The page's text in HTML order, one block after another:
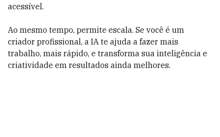
acessível.
Ao mesmo tempo, permite escala. Se você é um
criador profissional, a IA te ajuda a fazer mais
trabalho, mais rápido, e transforma sua inteligência e
criatividade em resultados ainda melhores.